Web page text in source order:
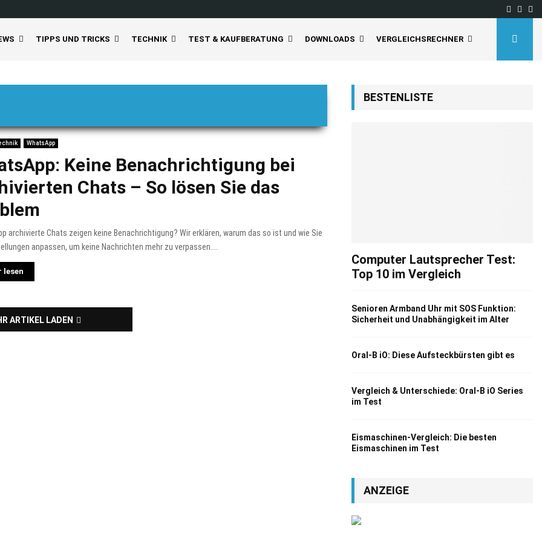
TIPPS UND TRICKS TECHNIK TEST & KAUFBERATUNG DOWNLOADS VERGLEICHSRECHNER
WhatsApp
Keine Benachrichtigung bei
Chats – So lösen Sie das
archivierte Chats zeigen keine Benachrichtigung? Wir erklären, warum das so ist und wie Sie
anpassen, um keine Nachrichten mehr zu verpassen....
lesen
ARTIKEL LADEN
BESTENLISTE
Computer Lautsprecher Test:
Top 10 im Vergleich
Senioren Armband Uhr mit SOS Funktion:
Sicherheit und Unabhängigkeit im Alter
Oral-B iO: Diese Aufsteckbürsten gibt es
Vergleich & Unterschiede: Oral-B iO Series
im Test
Eismaschinen-Vergleich: Die besten
Eismaschinen im Test
ANZEIGE